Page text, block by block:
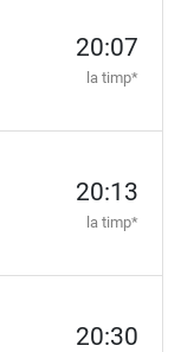
20:07
la timp*
20:13
la timp*
20:30